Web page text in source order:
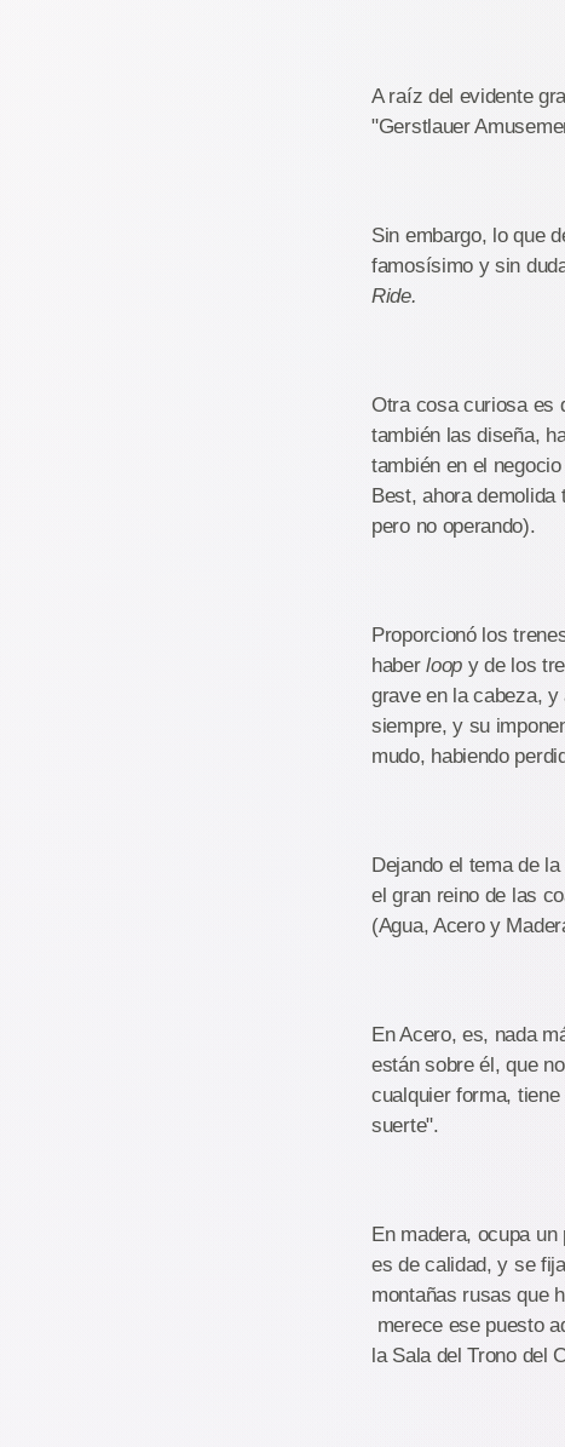
A raíz del evidente
"Gerstlauer
Sin embargo, lo que
famosísimo y sin
Ride.
Otra cosa curiosa es
también las diseña,
también en el
Best, ahora
pero no operando).
Proporcionó los
haberloop y de los
grave en la cabeza,
siempre, y su
mudo, habiendo
Dejando el tema de
el gran reino de las
(Agua, Acero y
En Acero, es, nada
están sobre él, que
cualquier forma,
suerte".
En madera, ocupa
es de calidad, y se
montañas rusas que
merece ese puesto
la Sala del Trono del